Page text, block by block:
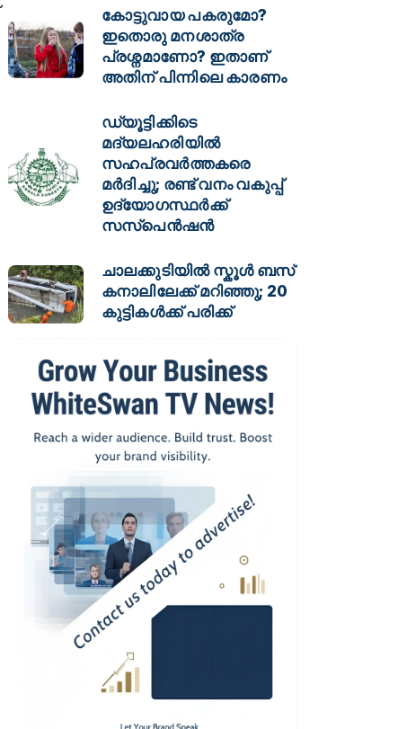
കോട്ടുവായ പകരുമോ?
ഇതൊരു മനശാത്ര
പ്രശ്നമാണോ? ഇതാണ്
അതിന് പിന്നിലെ കാരണം
ഡ്യൂട്ടിക്കിടെ
മദ്യലഹരിയിൽ
സഹപ്രവർത്തകരെ
മർദിച്ചു; രണ്ട് വനം വകുപ്പ്
ഉദ്യോഗസ്ഥർക്ക്
സസ്പെൻഷൻ
ചാലക്കുടിയിൽ സ്കൂൾ ബസ്
കനാലിലേക്ക് മറിഞ്ഞു; 20
കുട്ടികൾക്ക് പരിക്ക്